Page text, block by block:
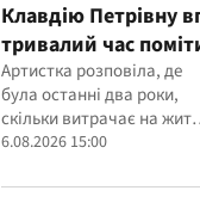
Клавдію Петрівну
тривалий час
співачка розкрила
життя
Артистка розповіла, де
була останні два роки,
скільки витрачає на
та у яку суму обходяться її
6.08.2026 15:00